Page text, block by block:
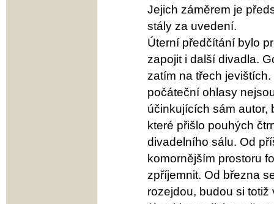
Jejich záměrem je
stály za uvedení.
Úterní předčítání bylo
zapojit i další divadla.
zatím na třech
počáteční ohlasy
účinkujících sám autor,
které přišlo pouhých
divadelního sálu. Od
komornějším prostoru
zpříjemnit. Od března
rozejdou, budou si